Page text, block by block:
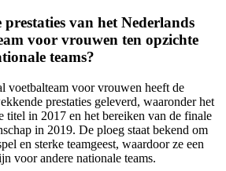
van het Nederlands
voor vrouwen ten opzichte
teams?
voetbalteam voor vrouwen heeft de
prestaties geleverd, waaronder het
titel in 2017 en het bereiken van de finale
in 2019. De ploeg staat bekend om
en sterke teamgeest, waardoor ze een
voor andere nationale teams.